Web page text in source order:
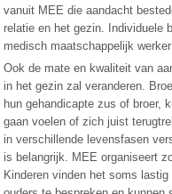
vanuit MEE die aandacht
relatie en het gezin. Individuele
medisch maatschappelijk
Ook de mate en kwaliteit van
in het gezin zal veranderen.
hun gehandicapte zus of broer,
gaan voelen of zich juist
in verschillende levensfasen
is belangrijk. MEE organiseert
Kinderen vinden het soms